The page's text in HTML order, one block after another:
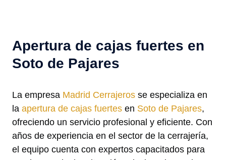
Apertura de cajas fuertes en
Soto de Pajares
La empresa Madrid Cerrajeros se especializa en
la apertura de cajas fuertes en Soto de Pajares,
ofreciendo un servicio profesional y eficiente. Con
años de experiencia en el sector de la cerrajería,
el equipo cuenta con expertos capacitados para